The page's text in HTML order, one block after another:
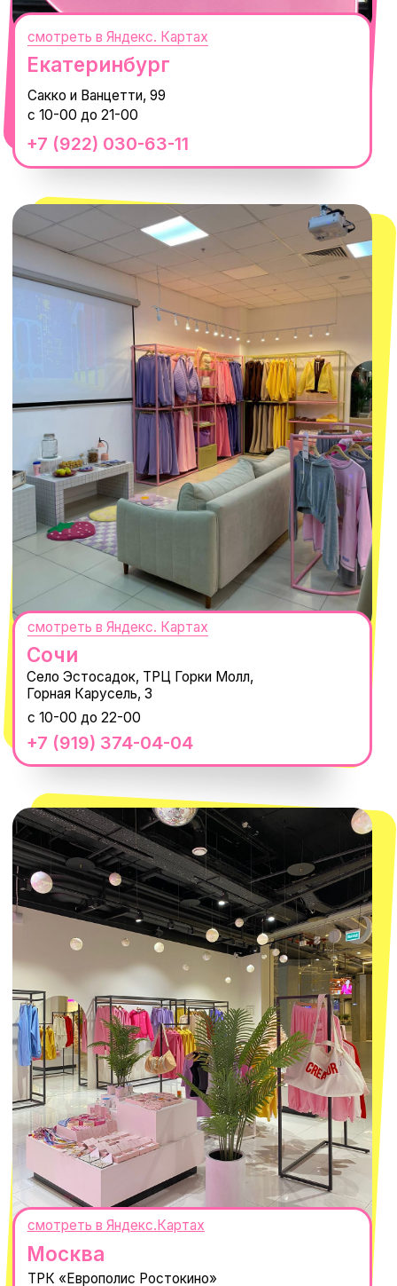
+7 (932) 602-41-15
ТРК «Европолис Ростокино»
ул. Проспект Мира, 211 к2
с 10-00 до 22-00
Москва
смотреть в Яндекс.Картах
ИП Проворный Алексей Алексеевич
ОГРНИП 320665800076581
Telegram
WhatsApp
8 800 550-06-92
macrocosm_store@mail.ru
КОНТАКТЫ
Оплата долями
Size guide
Обмен и возврат
Вакансии
Реквизиты
Наши путешествия
Наши проекты
Новости
О КОМПАНИИ
© 2021-2025 Macrocosm ®
Нажимая "Подписаться", вы соглашаетесь с
Политикой обработки
персональных данных
Согласием на рассылку электронных
сообщений
ПОДПИСАТЬСЯ
СЕКРЕТНЫЕ ПРОМОКОДЫ, ПРИГЛАШЕНИЯ
НА МЕРОПРИЯТИЯ И АНОНСЫ НОВИНОК
@MACROCOSM_STORE
MACROCOSM
300'000+ подписчиков
14'000+ подписчиков в нашем Telegram-
канале
Пользовательское соглашение
Политика обработки персональных
данных